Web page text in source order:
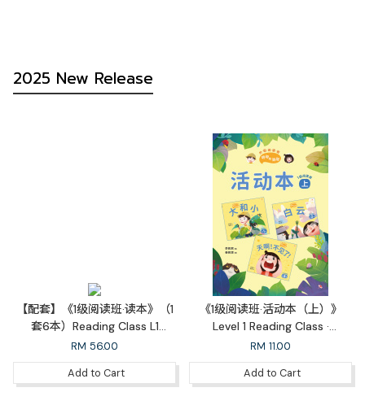
2025 New Release
【配套】《1级阅读班·读本》（1
套6本）Reading Class L1
Readers Set (6 books)
RM 56.00
Add to Cart
《1级阅读班·活动本（上）》
Level 1 Reading Class ·
Workbook 1A
RM 11.00
Add to Cart